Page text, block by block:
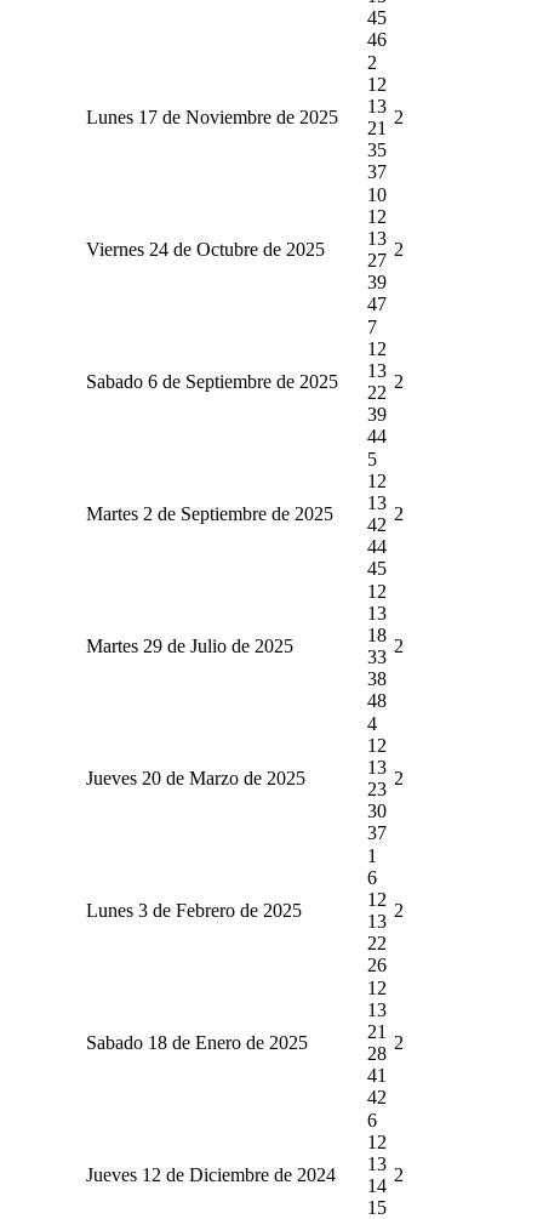
45
46
Lunes 17 de Noviembre de 2025
2
12
13
21
35
37
2
Viernes 24 de Octubre de 2025
10
12
13
27
39
47
2
Sabado 6 de Septiembre de 2025
7
12
13
22
39
44
2
Martes 2 de Septiembre de 2025
5
12
13
42
44
45
2
Martes 29 de Julio de 2025
12
13
18
33
38
48
2
Jueves 20 de Marzo de 2025
4
12
13
23
30
37
2
Lunes 3 de Febrero de 2025
1
6
12
13
22
26
2
Sabado 18 de Enero de 2025
12
13
21
28
41
42
2
Jueves 12 de Diciembre de 2024
6
12
13
14
15
2